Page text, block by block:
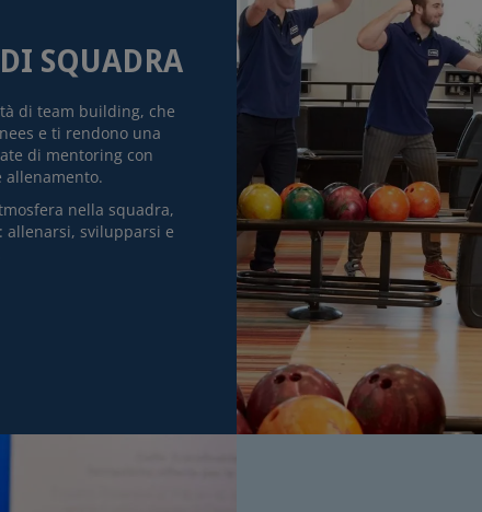
SQUADRA
di team building, che
e ti rendono una
di mentoring con
nella squadra,
allenarsi, svilupparsi e